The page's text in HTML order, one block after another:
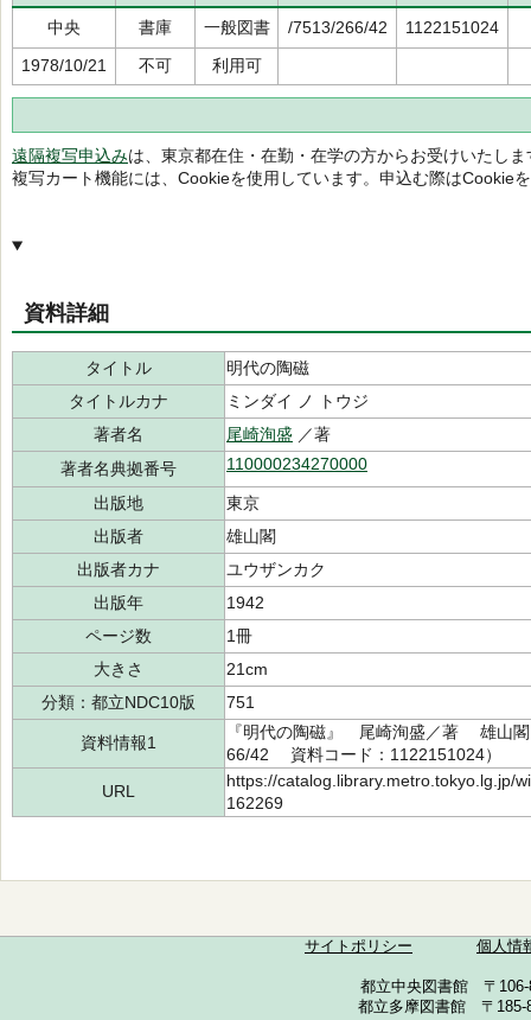
中央
書庫 一般図書 /7513/266/42
1122151024
1978/10/21
不可 利用可
遠隔複写申込みは、東京都在住・在勤・在学の方からお受けいたしま
複写カート機能には、Cookieを使用しています。申込む際はCookie
資料詳細
タイトル
明代の陶磁
タイトルカナ
ミンダイ ノ トウジ
著者名
尾崎洵盛 ／著
著者名典拠番号
110000234270000
出版地
東京
出版者
雄山閣
出版者カナ
ユウザンカク
出版年
1942
ページ数
1冊
大きさ
21cm
分類：都立NDC10版
751
資料情報1
『明代の陶磁』 尾崎洵盛／著 雄山
66/42 資料コード：1122151024）
URL
https://catalog.library.metro.tokyo.lg.jp/
162269
サイトポリシー 個人情
都立中央図書館 〒
都立多摩図書館 〒185-